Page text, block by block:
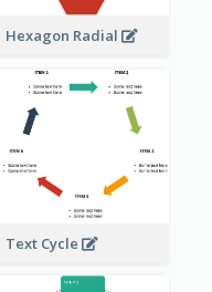
Hexagon Radial
Text Cycle